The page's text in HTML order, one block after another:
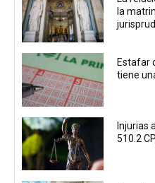
la
Estafar
tiene
Injurias
510.2